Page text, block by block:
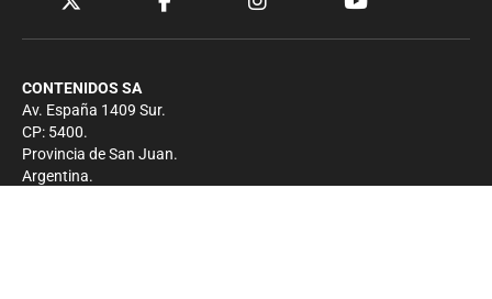
CONTENIDOS SA
Av. España 1409 Sur.
CP: 5400.
Provincia de San Juan.
Argentina.